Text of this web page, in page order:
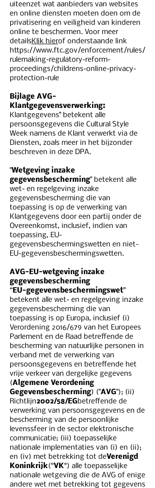
uiteenzet wat aanbieders van websites
en online diensten moeten doen om de
privatisering en veiligheid van kinderen
online te beschermen. Voor meer
detailsKlik hierof onderstaande link
https://www.ftc.gov/enforcement/rules/
rulemaking-regulatory-reform-
proceedings/childrens-online-privacy-
protection-rule
Bijlage AVG-
Klantgegevensverwerking:
Klantgegevens" betekent alle
persoonsgegevens die Cultural Style
Week namens de Klant verwerkt via de
Diensten, zoals meer in het bijzonder
beschreven in deze DPA.
"Wetgeving inzake
gegevensbescherming" betekent alle
wet- en regelgeving inzake
gegevensbescherming die van
toepassing is op de verwerking van
Klantgegevens door een partij onder de
Overeenkomst, inclusief, indien van
toepassing, EU-
gegevensbeschermingswetten en niet-
EU-gegevensbeschermingswetten.
AVG-EU-wetgeving inzake
gegevensbescherming
“EU-gegevensbeschermingswet”
betekent alle wet- en regelgeving inzake
gegevensbescherming die van
toepassing is op Europa, inclusief (i)
Verordening 2016/679 van het Europees
Parlement en de Raad betreffende de
bescherming van natuurlijke personen in
verband met de verwerking van
persoonsgegevens en betreffende het
vrije verkeer van dergelijke gegevens
(Algemene Verordening
Gegevensbescherming) ("AVG"); (ii)
Richtlijn2002/58/EGbetreffende de
verwerking van persoonsgegevens en de
bescherming van de persoonlijke
levenssfeer in de sector elektronische
communicatie; (iii) toepasselijke
nationale implementaties van (i) en (ii);
en (iv) met betrekking tot deVerenigd
Koninkrijk(“VK“) alle toepasselijke
nationale wetgeving die de AVG of enige
andere wet met betrekking tot gegevens